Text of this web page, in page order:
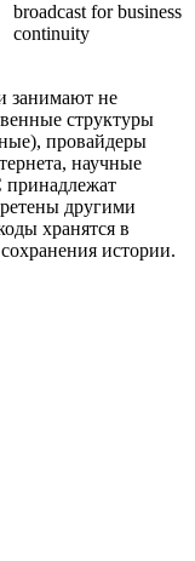
broadcast for business
continuity
занимают не
структуры
провайдеры
научные
принадлежат
другими
хранятся в
истории.